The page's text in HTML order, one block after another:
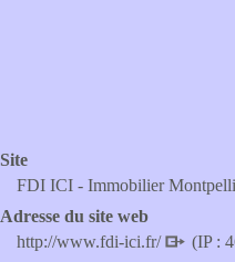
Site
FDI ICI - Immobilier
Adresse du site web
http://www.fdi-ici.fr/
(IP :